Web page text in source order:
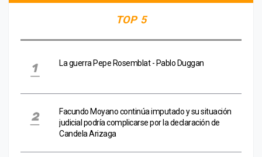
TOP 5
La guerra Pepe Rosemblat - Pablo Duggan
Facundo Moyano continúa imputado y su situación
judicial podría complicarse por la declaración de
Candela Arizaga